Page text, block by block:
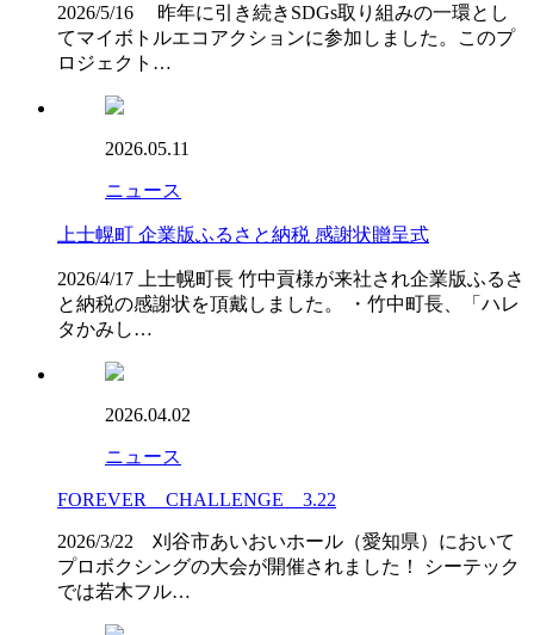
2026/5/16 昨年に引き続きSDGs取り組みの一環とし
てマイボトルエコアクションに参加しました。このプ
ロジェクト…
2026.05.11
ニュース
上士幌町 企業版ふるさと納税 感謝状贈呈式
2026/4/17 上士幌町長 竹中貢様が来社され企業版ふるさ
と納税の感謝状を頂戴しました。 ・竹中町長、「ハレ
タかみし…
2026.04.02
ニュース
FOREVER CHALLENGE 3.22
2026/3/22 刈谷市あいおいホール（愛知県）において
プロボクシングの大会が開催されました！ シーテック
では若木フル…